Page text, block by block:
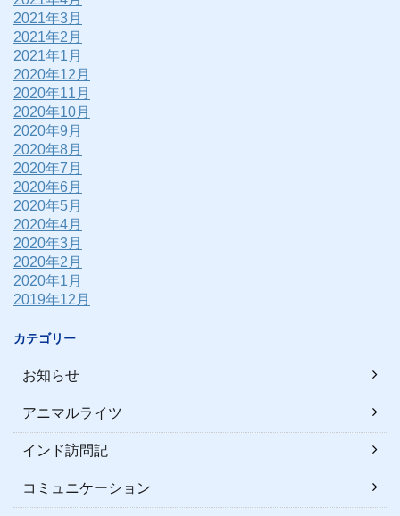
2021年3月
2021年2月
2021年1月
2020年12月
2020年11月
2020年10月
2020年9月
2020年8月
2020年7月
2020年6月
2020年5月
2020年4月
2020年3月
2020年2月
2020年1月
2019年12月
カテゴリー
お知らせ
アニマルライツ
インド訪問記
コミュニケーション